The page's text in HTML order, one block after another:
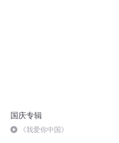
国庆专辑
《我爱你中国》